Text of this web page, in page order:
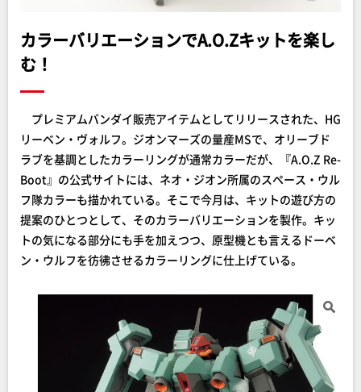
カラーバリエーションでA.O.Zキットを楽し
む！
プレミアムバンダイ販売アイテムとしてリリースされた、HG
リーベン・ヴォルフ。ジオンマーズの量産MSで、オリーブド
ラブを基調としたカラーリングが通常カラーだが、『A.O.Z Re-
Boot』の公式サイトには、ネオ・ジオン所属のスペース・ウル
フ隊カラーも描かれている。そこで今月は、キットの遊び方の
提案のひとつとして、そのカラーバリエーションを製作。キッ
トの気になる部分にも手を加えつつ、原型機とも言えるドーベ
ン・ウルフを彷彿させるカラーリングに仕上げている。